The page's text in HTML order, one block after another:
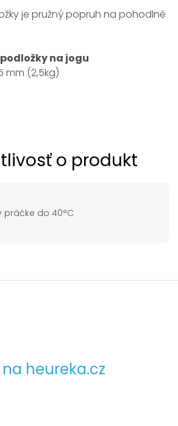
je pružný popruh na pohodlné
na jogu
mm (2,5kg)
o produkt
práčke do 40°C
heureka.cz